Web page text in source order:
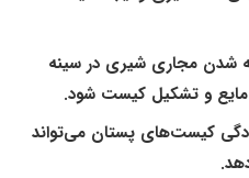
شدن مجاری شیری در سینه
و تشکیل کیست شود.
کیست‌های پستان می‌تواند